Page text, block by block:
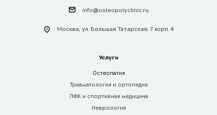
info@osteopolyclinic.ru
Москва, ул. Большая Татарская, 7 корп. 4
Услуги
Остеопатия
Травматология и ортопедия
ЛФК и спортивная медицина
Неврология